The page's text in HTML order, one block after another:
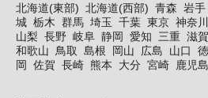
北海道(東部) 北海道(西部) 青森 岩手
城 栃木 群馬 埼玉 千葉 東京 神奈川
山梨 長野 岐阜 静岡 愛知 三重 滋賀
和歌山
鳥取 島根 岡山 広島 山口
岡
佐賀 長崎 熊本 大分 宮崎 鹿児島